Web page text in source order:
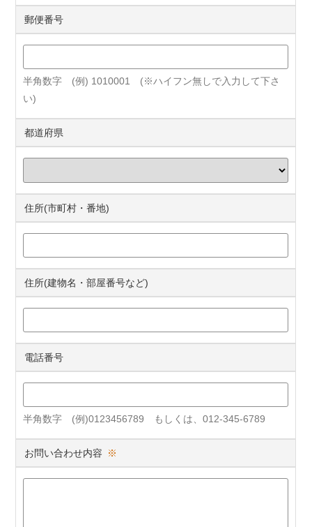
郵便番号
半角数字 (例) 1010001 (※ハイフン無しで入力して下さ
い)
都道府県
住所(市町村・番地)
住所(建物名・部屋番号など)
電話番号
半角数字 (例)0123456789 もしくは、012-345-6789
お問い合わせ内容 ※